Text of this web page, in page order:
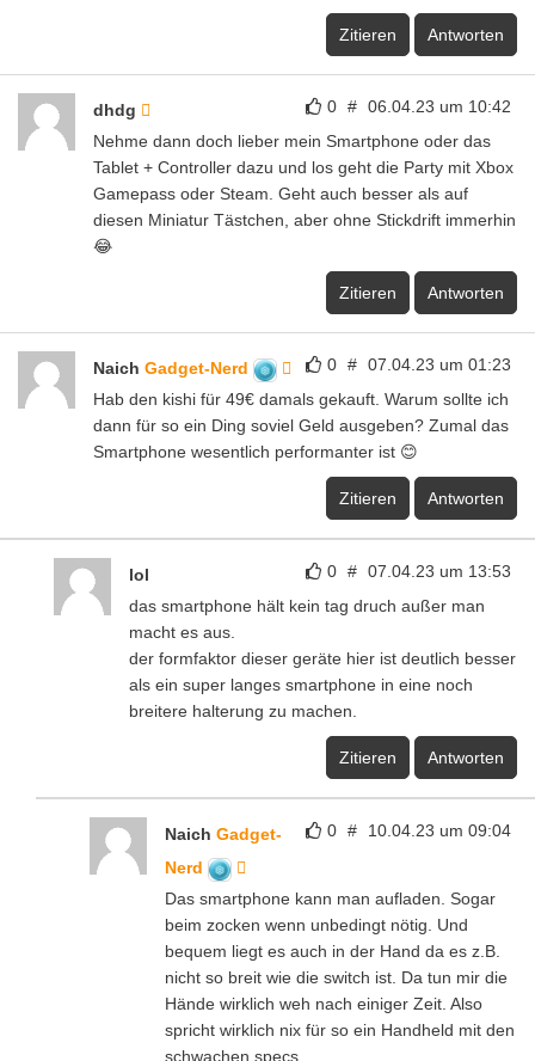
Zitieren Antworten
0 # 06.04.23 um 10:42
dhdg
Nehme dann doch lieber mein Smartphone oder das
Tablet + Controller dazu und los geht die Party mit Xbox
Gamepass oder Steam. Geht auch besser als auf
diesen Miniatur Tästchen, aber ohne Stickdrift immerhin
😂
Zitieren Antworten
0 # 07.04.23 um 01:23
Naich Gadget-Nerd
Hab den kishi für 49€ damals gekauft. Warum sollte ich
dann für so ein Ding soviel Geld ausgeben? Zumal das
Smartphone wesentlich performanter ist 😊
Zitieren Antworten
0 # 07.04.23 um 13:53
lol
das smartphone hält kein tag druch außer man
macht es aus.
der formfaktor dieser geräte hier ist deutlich besser
als ein super langes smartphone in eine noch
breitere halterung zu machen.
Zitieren Antworten
0 # 10.04.23 um 09:04
Naich Gadget-
Nerd
Das smartphone kann man aufladen. Sogar
beim zocken wenn unbedingt nötig. Und
bequem liegt es auch in der Hand da es z.B.
nicht so breit wie die switch ist. Da tun mir die
Hände wirklich weh nach einiger Zeit. Also
spricht wirklich nix für so ein Handheld mit den
schwachen specs….